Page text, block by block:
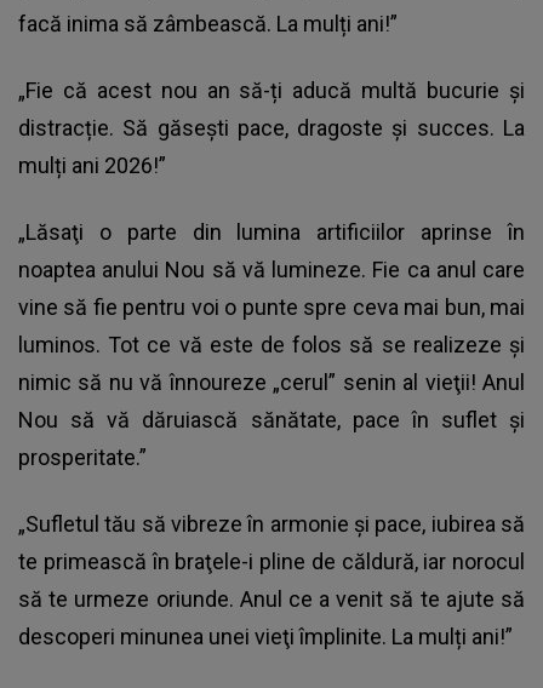
facă inima să zâmbească. La mulți ani!”
„Fie că acest nou an să-ți aducă multă bucurie și
distracție. Să găsești pace, dragoste și succes. La
mulți ani 2026!”
„Lăsaţi o parte din lumina artificiilor aprinse în
noaptea anului Nou să vă lumineze. Fie ca anul care
vine să fie pentru voi o punte spre ceva mai bun, mai
luminos. Tot ce vă este de folos să se realizeze şi
nimic să nu vă înnoureze „cerul” senin al vieţii! Anul
Nou să vă dăruiască sănătate, pace în suflet şi
prosperitate.”
„Sufletul tău să vibreze în armonie şi pace, iubirea să
te primească în braţele-i pline de căldură, iar norocul
să te urmeze oriunde. Anul ce a venit să te ajute să
descoperi minunea unei vieţi împlinite. La mulți ani!”